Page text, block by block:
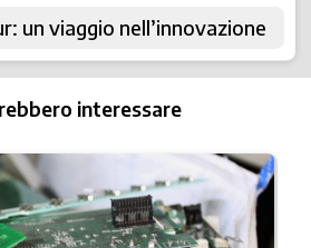
un viaggio nell’innovazione
interessare